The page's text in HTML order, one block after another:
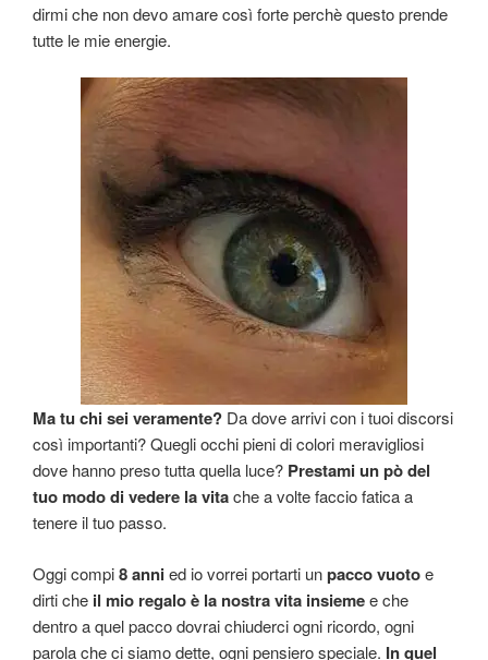
dirmi che non devo amare così forte perchè questo prende
tutte le mie energie.
Ma tu chi sei veramente? Da dove arrivi con i tuoi discorsi
così importanti? Quegli occhi pieni di colori meravigliosi
dove hanno preso tutta quella luce? Prestami un pò del
tuo modo di vedere la vitache a volte faccio fatica a
tenere il tuo passo.
Oggi compi8 annied io vorrei portarti unpacco vuotoe
dirti che il mio regalo è la nostra vita insiemee che
dentro a quel pacco dovrai chiuderci ogni ricordo, ogni
parola che ci siamo dette, ogni pensiero speciale. In quel